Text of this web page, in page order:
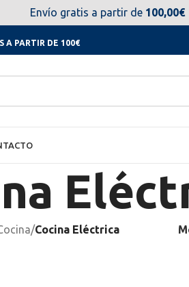
23 de agosto no estaremos
A PARTIR DE 100€
/Cocina Eléctrica
Envío gratis a partir de 100,00€